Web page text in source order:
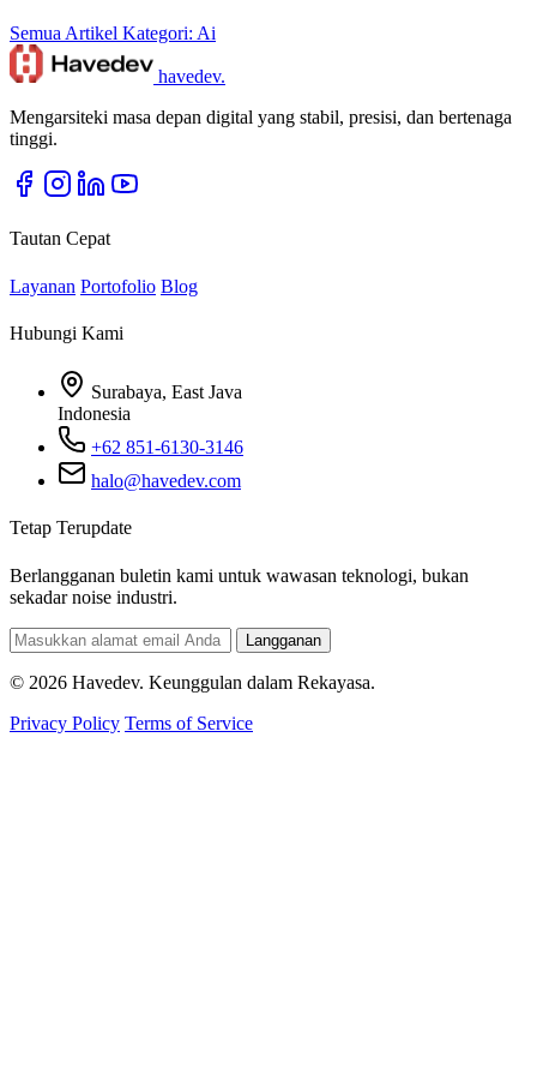
Semua Artikel Kategori: Ai
havedev.
Mengarsiteki masa depan digital yang stabil, presisi, dan bertenaga
tinggi.
Tautan Cepat
Layanan Portofolio Blog
Hubungi Kami
Surabaya, East Java
Indonesia
+62 851-6130-3146
halo@havedev.com
Tetap Terupdate
Berlangganan buletin kami untuk wawasan teknologi, bukan
sekadar noise industri.
Langganan
© 2026 Havedev. Keunggulan dalam Rekayasa.
Privacy Policy Terms of Service